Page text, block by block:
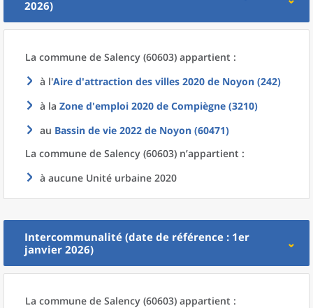
2026)
La commune de Salency (60603) appartient :
à l'Aire d'attraction des villes 2020 de Noyon (242)
à la Zone d'emploi 2020 de Compiègne (3210)
au Bassin de vie 2022 de Noyon (60471)
La commune de Salency (60603) n’appartient :
à aucune Unité urbaine 2020
Intercommunalité (date de référence : 1er
janvier 2026)
La commune de Salency (60603) appartient :